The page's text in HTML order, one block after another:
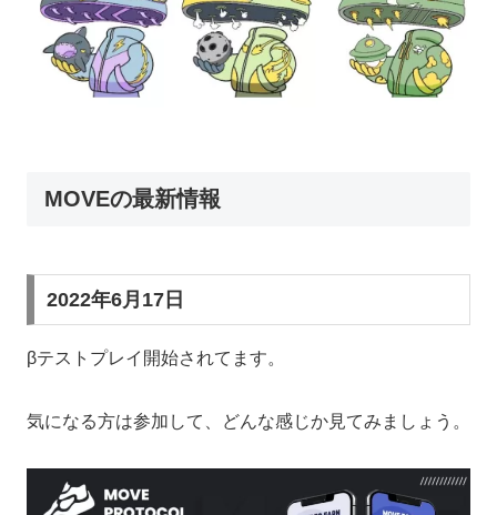
MOVEの最新情報
2022年6月17日
βテストプレイ開始されてます。
気になる方は参加して、どんな感じか見てみましょう。